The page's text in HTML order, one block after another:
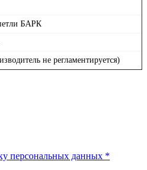
БАРК
не регламентируется)
персональных данных *